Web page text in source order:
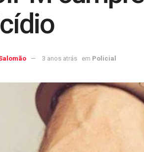
3 anos atrás em Policial